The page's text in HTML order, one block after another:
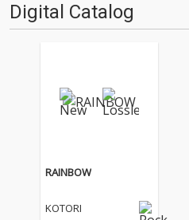
は…'''1.過去作の最新リマスター
音源 2.これまで未配信…
Digital Catalog
RAINBOW
KOTORI